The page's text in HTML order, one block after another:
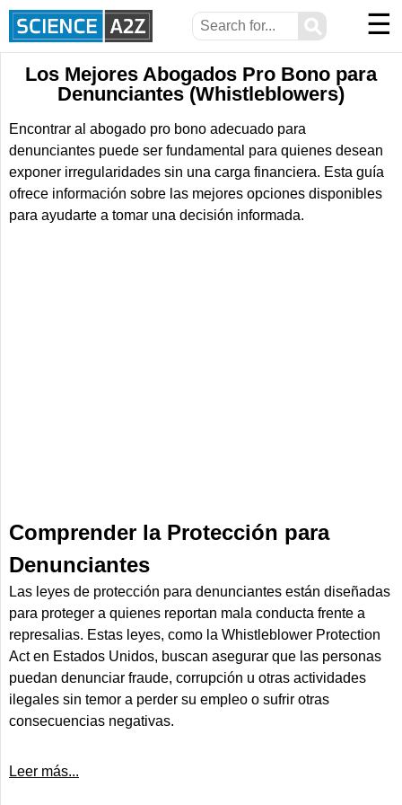
⚲ ☰
Los Mejores Abogados Pro Bono para
Denunciantes (Whistleblowers)
Encontrar al abogado pro bono adecuado para
denunciantes puede ser fundamental para quienes desean
exponer irregularidades sin una carga financiera. Esta guía
ofrece información sobre las mejores opciones disponibles
para ayudarte a tomar una decisión informada.
Comprender la Protección para
Denunciantes
Las leyes de protección para denunciantes están diseñadas
para proteger a quienes reportan mala conducta frente a
represalias. Estas leyes, como la Whistleblower Protection
Act en Estados Unidos, buscan asegurar que las personas
puedan denunciar fraude, corrupción u otras actividades
ilegales sin temor a perder su empleo o sufrir otras
consecuencias negativas.
Leer más...